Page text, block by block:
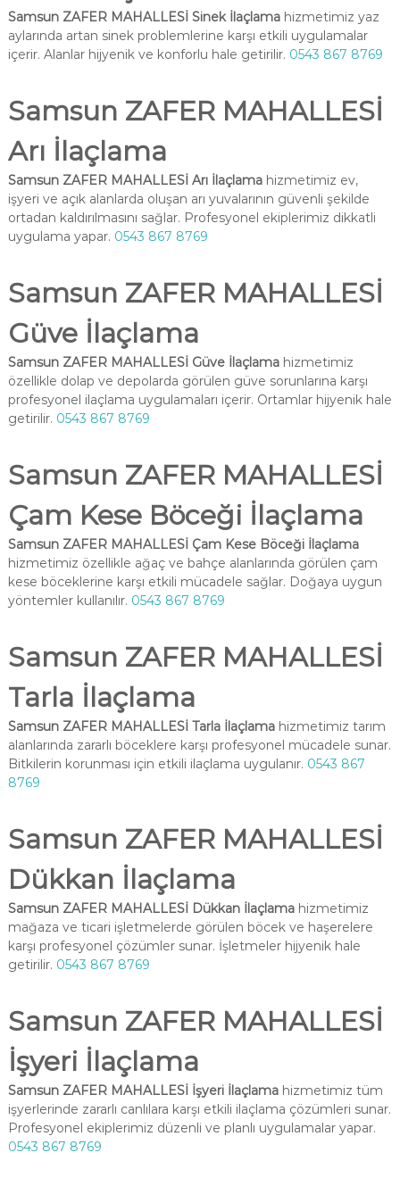
Samsun ZAFER MAHALLESİ Sinek İlaçlamahizmetimiz yaz
aylarında artan sinek problemlerine karşı etkili uygulamalar
içerir. Alanlar hijyenik ve konforlu hale getirilir. 0543 867 8769
Samsun ZAFER MAHALLESİ
Arı İlaçlama
Samsun ZAFER MAHALLESİ Arı İlaçlamahizmetimiz ev,
işyeri ve açık alanlarda oluşan arı yuvalarının güvenli şekilde
ortadan kaldırılmasını sağlar. Profesyonel ekiplerimiz dikkatli
uygulama yapar. 0543 867 8769
Samsun ZAFER MAHALLESİ
Güve İlaçlama
Samsun ZAFER MAHALLESİ Güve İlaçlamahizmetimiz
özellikle dolap ve depolarda görülen güve sorunlarına karşı
profesyonel ilaçlama uygulamaları içerir. Ortamlar hijyenik hale
getirilir. 0543 867 8769
Samsun ZAFER MAHALLESİ
Çam Kese Böceği İlaçlama
Samsun ZAFER MAHALLESİ Çam Kese Böceği İlaçlama
hizmetimiz özellikle ağaç ve bahçe alanlarında görülen çam
kese böceklerine karşı etkili mücadele sağlar. Doğaya uygun
yöntemler kullanılır. 0543 867 8769
Samsun ZAFER MAHALLESİ
Tarla İlaçlama
Samsun ZAFER MAHALLESİ Tarla İlaçlamahizmetimiz tarım
alanlarında zararlı böceklere karşı profesyonel mücadele sunar.
Bitkilerin korunması için etkili ilaçlama uygulanır. 0543 867
8769
Samsun ZAFER MAHALLESİ
Dükkan İlaçlama
Samsun ZAFER MAHALLESİ Dükkan İlaçlamahizmetimiz
mağaza ve ticari işletmelerde görülen böcek ve haşerelere
karşı profesyonel çözümler sunar. İşletmeler hijyenik hale
getirilir. 0543 867 8769
Samsun ZAFER MAHALLESİ
İşyeri İlaçlama
Samsun ZAFER MAHALLESİ İşyeri İlaçlamahizmetimiz tüm
işyerlerinde zararlı canlılara karşı etkili ilaçlama çözümleri sunar.
Profesyonel ekiplerimiz düzenli ve planlı uygulamalar yapar.
0543 867 8769